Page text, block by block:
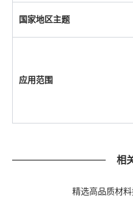
国家地区主题
应用范围
相
精选高品质材